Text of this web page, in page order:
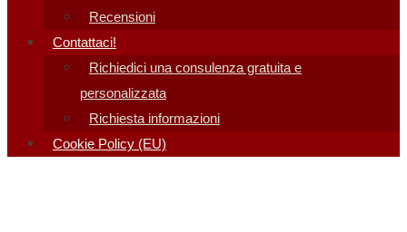
Recensioni
Contattaci!
Richiedici una consulenza gratuita e
personalizzata
Richiesta informazioni
Cookie Policy (EU)